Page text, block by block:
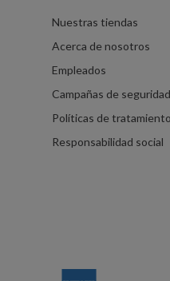
Nuestras tiendas
Acerca de nosotros
Empleados
Campañas de seguridad
Políticas de
Responsabilidad social